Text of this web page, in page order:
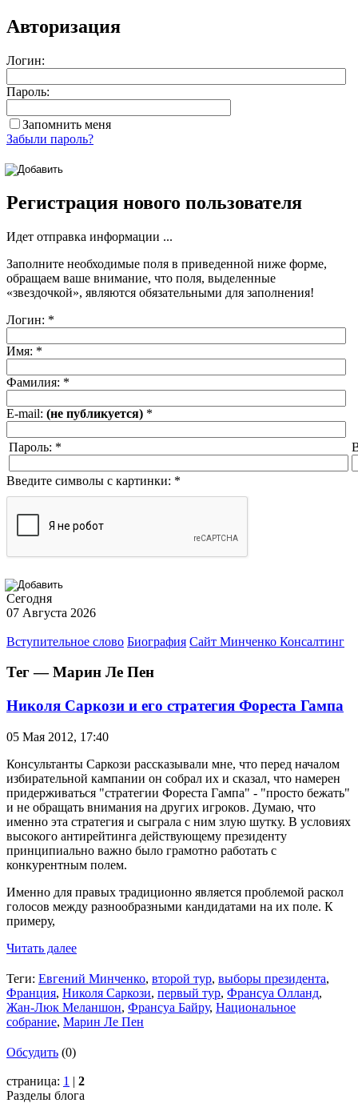
Авторизация
Логин:
Пароль:
Запомнить меня
Забыли пароль?
Регистрация нового пользователя
Идет отправка информации ...
Заполните необходимые поля в приведенной ниже форме,
обращаем ваше внимание, что поля, выделенные
«звездочкой», являются обязательными для заполнения!
Логин: *
Имя: *
Фамилия: *
E-mail: (не публикуется) *
Пароль: *
Введите символы с картинки: *
Сегодня
07 Августа 2026
Вступительное слово Биография Сайт Минченко Консалтинг
Тег — Марин Ле Пен
Николя Саркози и его стратегия Фореста Гампа
05 Мая 2012, 17:40
Консультанты Саркози рассказывали мне, что перед началом
избирательной кампании он собрал их и сказал, что намерен
придерживаться "стратегии Фореста Гампа" - "просто бежать"
и не обращать внимания на других игроков. Думаю, что
именно эта стратегия и сыграла с ним злую шутку. В условиях
высокого антирейтинга действующему президенту
принципиально важно было грамотно работать с
конкурентным полем.
Именно для правых традиционно является проблемой раскол
голосов между разнообразными кандидатами на их поле. К
примеру,
Читать далее
Теги: Евгений Минченко, второй тур, выборы президента,
Франция, Николя Саркози, первый тур, Франсуа Олланд,
Жан-Люк Меланшон, Франсуа Байру, Национальное
собрание, Марин Ле Пен
Обсудить (0)
страница: 1 | 2
Разделы блога